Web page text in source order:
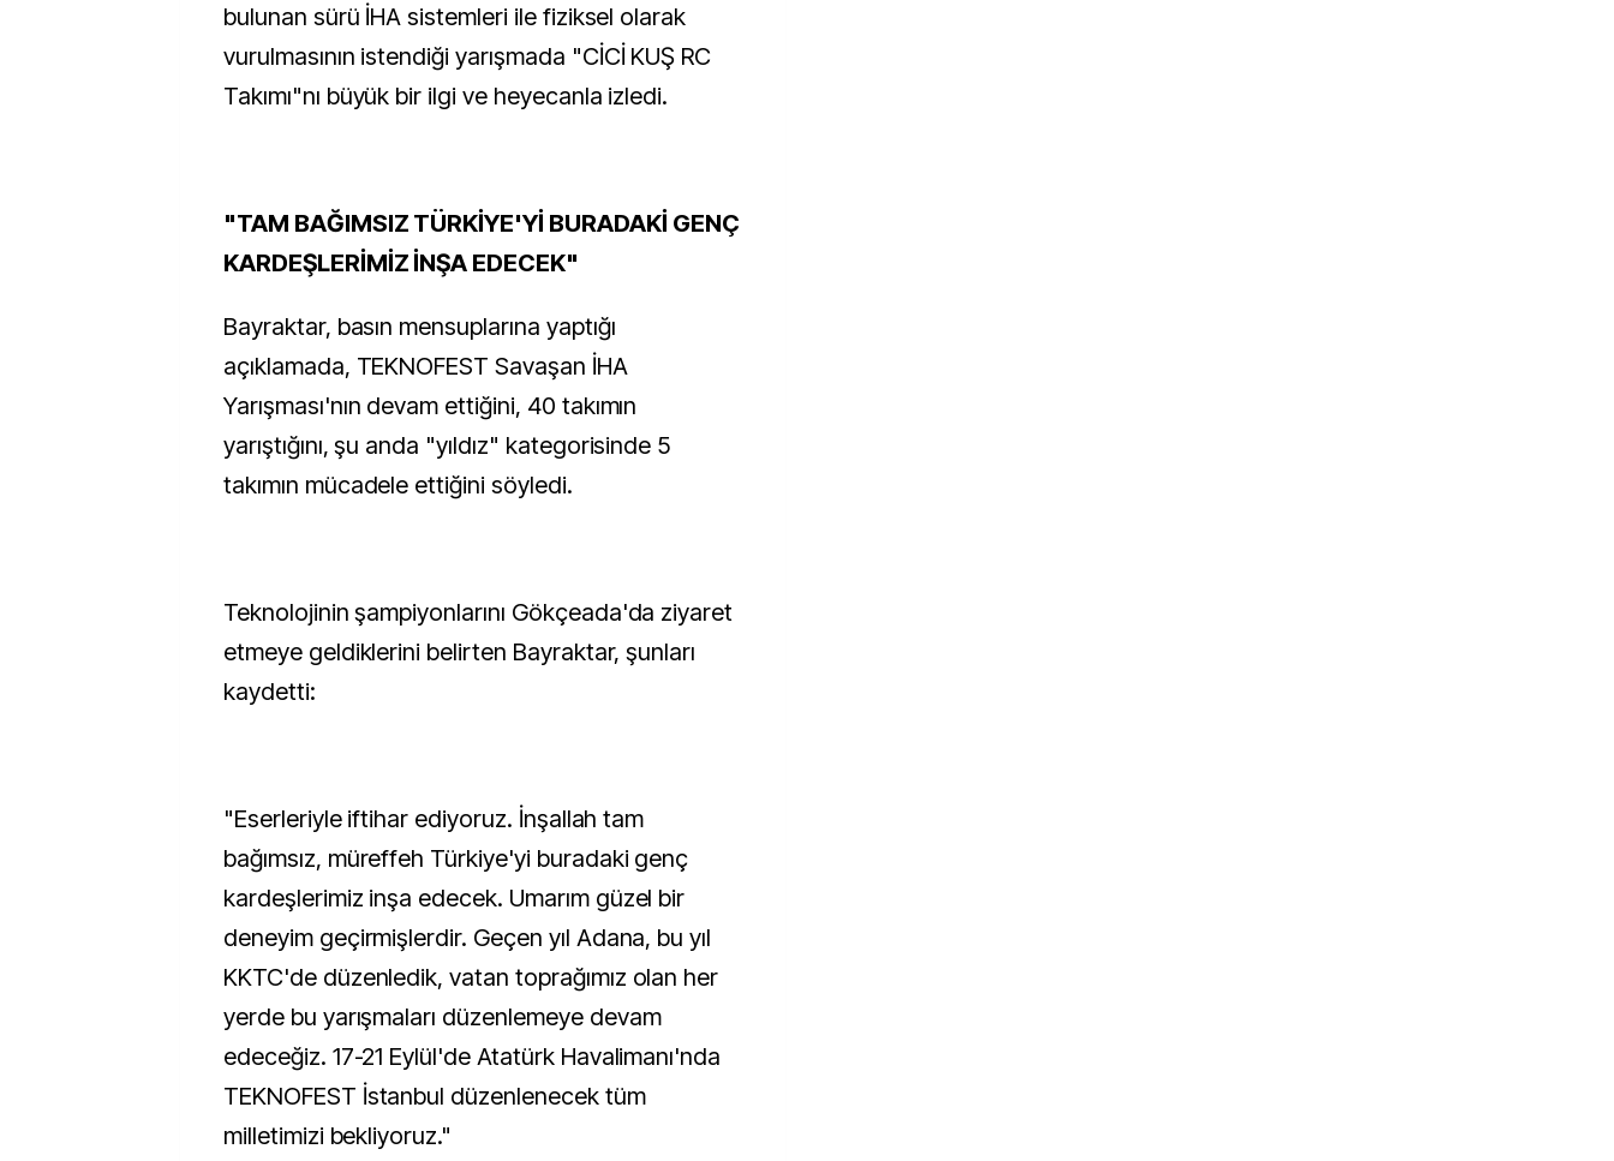
bulunan sürü İHA sistemleri ile fiziksel olarak
vurulmasının istendiği yarışmada "CİCİ KUŞ RC
Takımı"nı büyük bir ilgi ve heyecanla izledi.
"TAM BAĞIMSIZ TÜRKİYE'Yİ BURADAKİ GENÇ
KARDEŞLERİMİZ İNŞA EDECEK"
Bayraktar, basın mensuplarına yaptığı
açıklamada, TEKNOFEST Savaşan İHA
Yarışması'nın devam ettiğini, 40 takımın
yarıştığını, şu anda "yıldız" kategorisinde 5
takımın mücadele ettiğini söyledi.
Teknolojinin şampiyonlarını Gökçeada'da ziyaret
etmeye geldiklerini belirten Bayraktar, şunları
kaydetti:
"Eserleriyle iftihar ediyoruz. İnşallah tam
bağımsız, müreffeh Türkiye'yi buradaki genç
kardeşlerimiz inşa edecek. Umarım güzel bir
deneyim geçirmişlerdir. Geçen yıl Adana, bu yıl
KKTC'de düzenledik, vatan toprağımız olan her
yerde bu yarışmaları düzenlemeye devam
edeceğiz. 17-21 Eylül'de Atatürk Havalimanı'nda
TEKNOFEST İstanbul düzenlenecek tüm
milletimizi bekliyoruz."